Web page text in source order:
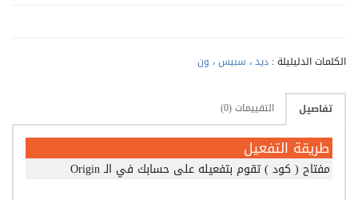
الكلمات الدليليلة : ديد ، سبيس ، ون
تفاصيل التقييمات (0)
طريقة التفعيل
مفتاح ( كود ) تقوم بتفعيله على حسابك في الـ Origin